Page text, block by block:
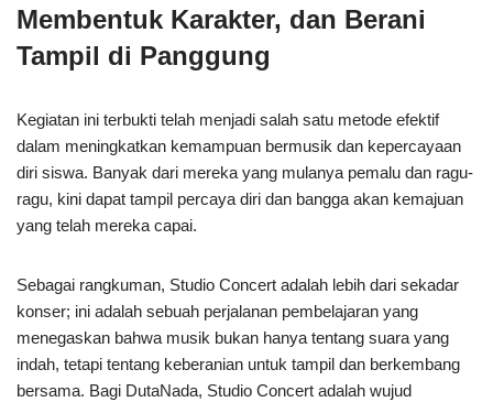
Membentuk Karakter, dan Berani
Tampil di Panggung
Kegiatan ini terbukti telah menjadi salah satu metode efektif
dalam meningkatkan kemampuan bermusik dan kepercayaan
diri siswa. Banyak dari mereka yang mulanya pemalu dan ragu-
ragu, kini dapat tampil percaya diri dan bangga akan kemajuan
yang telah mereka capai.
Sebagai rangkuman, Studio Concert adalah lebih dari sekadar
konser; ini adalah sebuah perjalanan pembelajaran yang
menegaskan bahwa musik bukan hanya tentang suara yang
indah, tetapi tentang keberanian untuk tampil dan berkembang
bersama. Bagi DutaNada, Studio Concert adalah wujud